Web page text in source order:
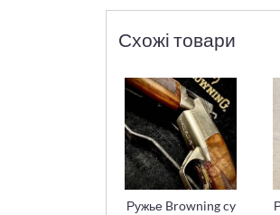
Схожі товари
Ружье Browning cy